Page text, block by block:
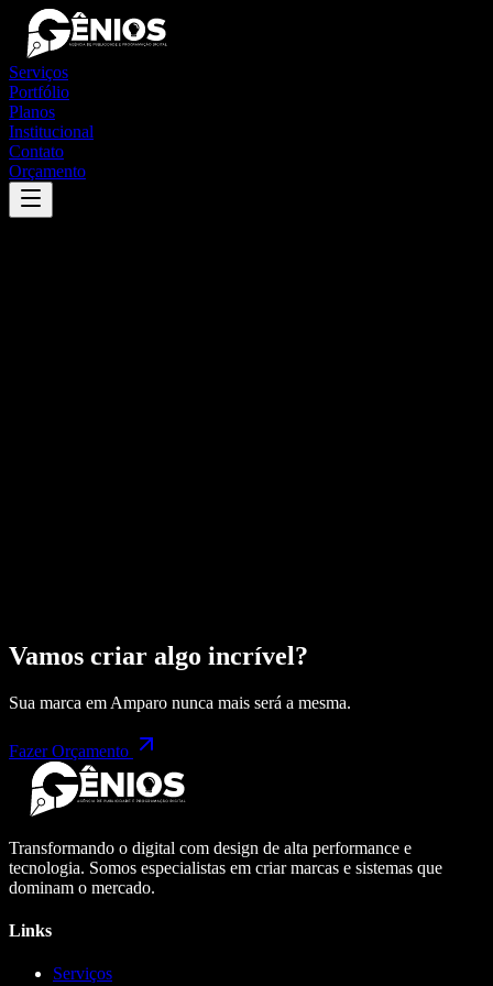
Serviços
Portfólio
Planos
Institucional
Contato
Orçamento
Vamos criar algo incrível?
Sua marca em Amparo nunca mais será a mesma.
Fazer Orçamento
Transformando o digital com design de alta performance e
tecnologia. Somos especialistas em criar marcas e sistemas que
dominam o mercado.
Links
Serviços